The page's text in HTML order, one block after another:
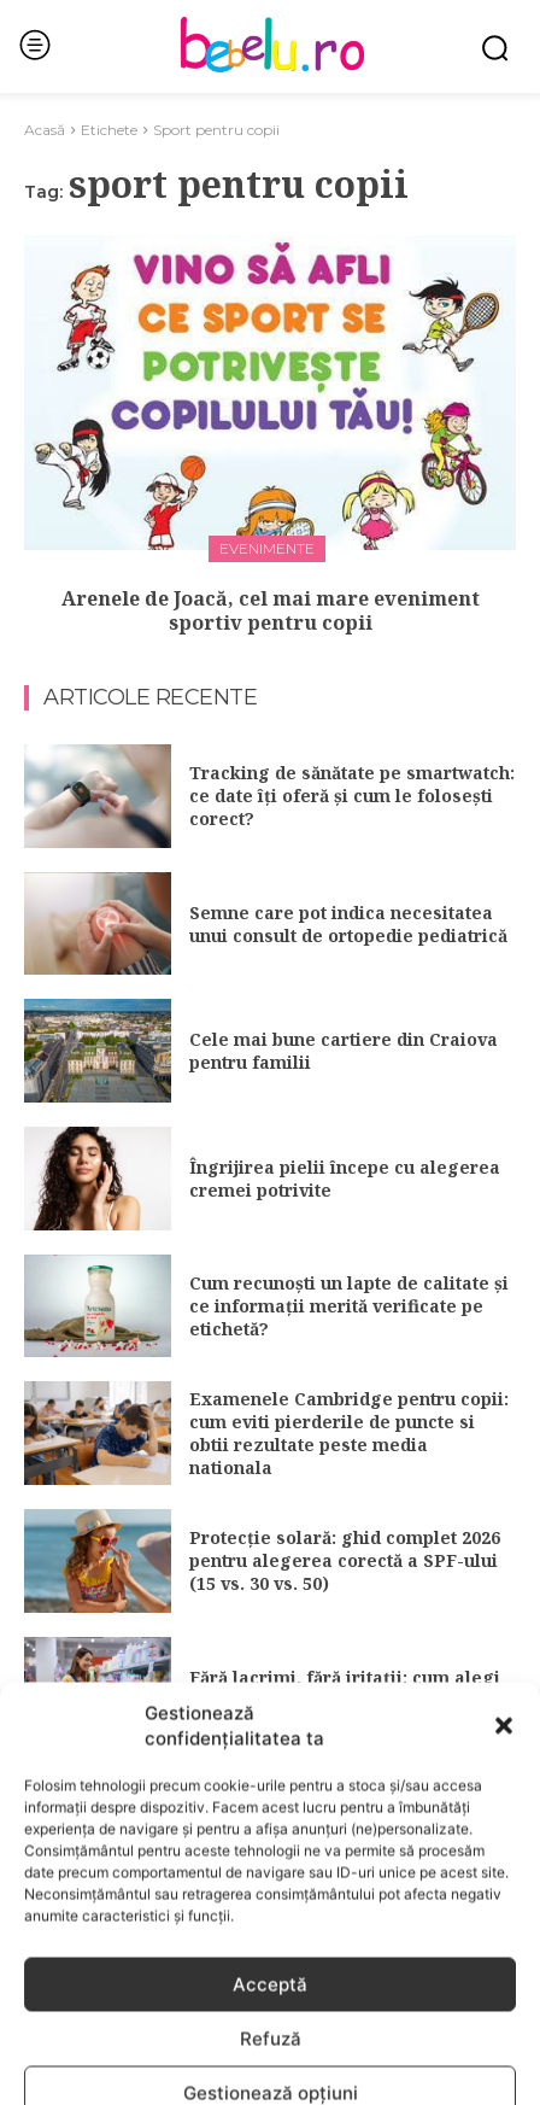
Gestionează
confidențialitatea ta
Folosim tehnologii precum cookie-urile pentru a stoca și/sau accesa
informații despre dispozitiv. Facem acest lucru pentru a îmbunătăți
experiența de navigare și pentru a afișa anunțuri (ne)personalizate.
Consimțământul pentru aceste tehnologii ne va permite să procesăm
date precum comportamentul de navigare sau ID-uri unice pe acest site.
Neconsimțământul sau retragerea consimțământului pot afecta negativ
anumite caracteristici și funcții.
Acceptă
Refuză
Gestionează opțiuni
Acasă Etichete Sport pentru copii
Tag: sport pentru copii
EVENIMENTE
Arenele de Joacă, cel mai mare eveniment
sportiv pentru copii
ARTICOLE RECENTE
Tracking de sănătate pe smartwatch:
ce date îți oferă și cum le folosești
corect?
Semne care pot indica necesitatea
unui consult de ortopedie pediatrică
Cele mai bune cartiere din Craiova
pentru familii
Îngrijirea pielii începe cu alegerea
cremei potrivite
Cum recunoști un lapte de calitate și
ce informații merită verificate pe
etichetă?
Examenele Cambridge pentru copii:
cum eviti pierderile de puncte si
obtii rezultate peste media
nationala
Protecție solară: ghid complet 2026
pentru alegerea corectă a SPF-ului
(15 vs. 30 vs. 50)
Fără lacrimi, fără iritații: cum alegi
CATEGORII POPULARE
EVENIMENTE
LIFESTYLE
COPII
634
FAMILIA
582
SANATATE COPII
424
DEZVOLTAREA COPILULUI